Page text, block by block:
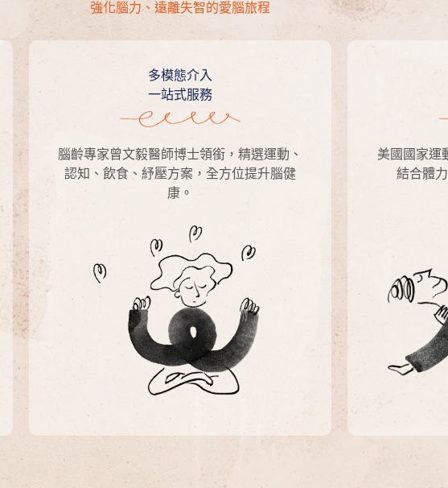
強化腦力、遠離失智的愛腦旅程
多模態介入
一站式服務
腦齡專家曾文毅醫師博士領銜，精選運動、
認知、飲食、紓壓方案，全方位提升腦健
康。
美國國家運
結合體